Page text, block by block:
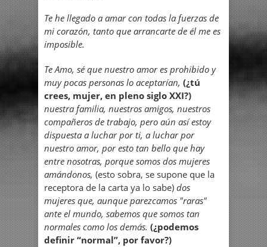
Te he llegado a amar con todas la fuerzas de
mi corazón, tanto que arrancarte de él me es
imposible.
Te Amo, sé que nuestro amor es prohibido y
muy pocas personas lo aceptarían, (¿tú
crees, mujer, en pleno siglo XXI?)
nuestra familia, nuestros amigos, nuestros
compañeros de trabajo, pero aún así estoy
dispuesta a luchar por ti, a luchar por
nuestro amor, por esto tan bello que hay
entre nosotras, porque somos dos mujeres
amándonos, (esto sobra, se supone que la
receptora de la carta ya lo sabe) dos
mujeres que, aunque parezcamos "raras"
ante el mundo, sabemos que somos tan
normales como los demás. (¿podemos
definir “normal”, por favor?)